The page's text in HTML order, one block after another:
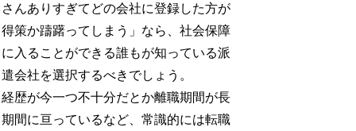
さんありすぎてどの会社に登録した方が
得策か躊躇ってしまう」なら、社会保障
に入ることができる誰もが知っている派
遣会社を選択するべきでしょう。
経歴が今一つ不十分だとか離職期間が長
期間に亘っているなど、常識的には転職